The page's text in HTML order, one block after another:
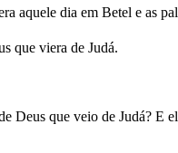
aquele dia em Betel e as
que viera de Judá.
Deus que veio de Judá? E